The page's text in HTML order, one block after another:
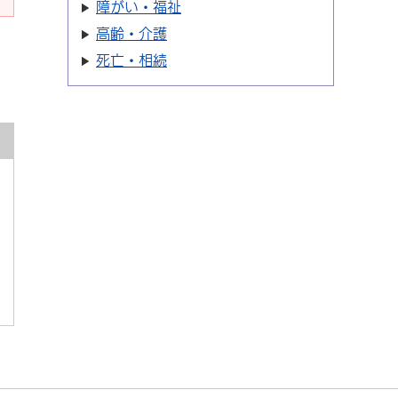
障がい・福祉
高齢・介護
死亡・相続